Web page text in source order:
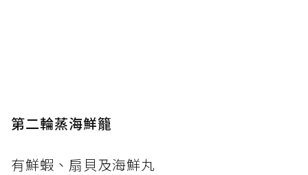
第二輪蒸海鮮籠
有鮮蝦、扇貝及海鮮丸